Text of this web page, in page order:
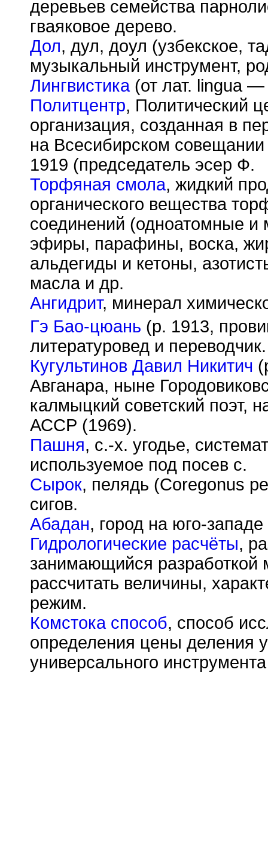
деревьев семейства
гваяковое дерево.
Дол, дул, доул (узбекское,
музыкальный инструмент,
Лингвистика(от лат. lingua —
Политцентр, Политический
организация, созданная в
на Всесибирском
1919 (председатель эсер Ф.
Торфяная смола, жидкий
органического вещества
соединений (одноатомные
эфиры, парафины, воска,
альдегиды и кетоны,
масла и др.
Ангидрит, минерал
Гэ Бао-цюань (р. 1913,
литературовед и переводчик.
Кугультинов Давил Никитич
Авганара, ныне
калмыцкий советский поэт,
АССР (1969).
Пашня, с.-х. угодье,
используемое под посев с.
Сырок, пелядь (Coregonus
сигов.
Абадан, город на юго-
Гидрологические расчёты,
занимающийся разработкой
рассчитать величины,
режим.
Комстока способ, способ
определения цены деления
универсального